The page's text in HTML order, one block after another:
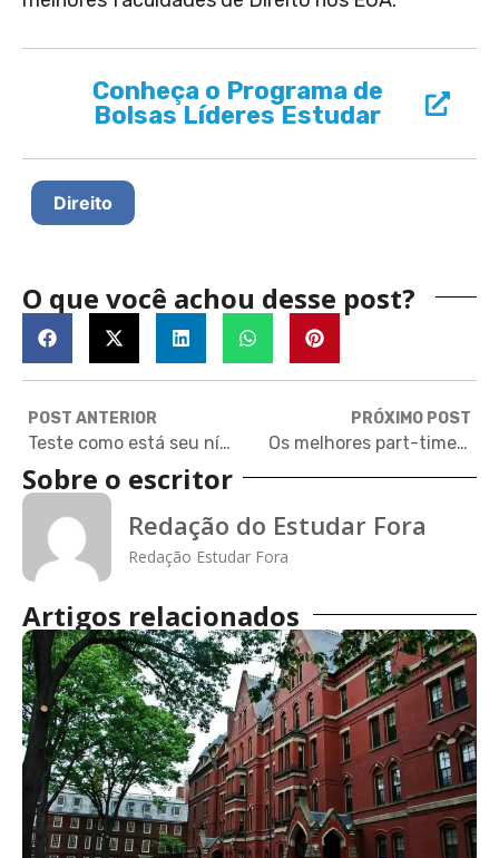
Conheça o Programa de
Bolsas Líderes Estudar
Direito
O que você achou desse post?
POST ANTERIOR
Teste como está seu nível de inglês
PRÓXIMO POST
Os melhores part-time MBAs
Sobre o escritor
Redação do Estudar Fora
Redação Estudar Fora
Artigos relacionados